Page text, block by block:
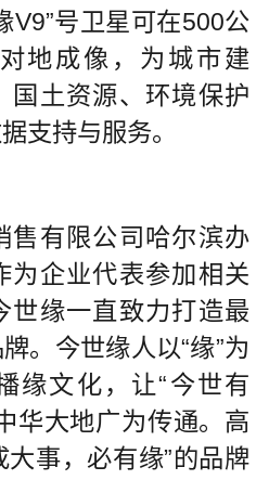
V9”号卫星可在500公
地成像，为城市建
国土资源、环境保护
支持与服务。
售有限公司哈尔滨办
为企业代表参加相关
世缘一直致力打造最
。今世缘人以“缘”为
缘文化，让“今世有
华大地广为传通。高
大事，必有缘”的品牌